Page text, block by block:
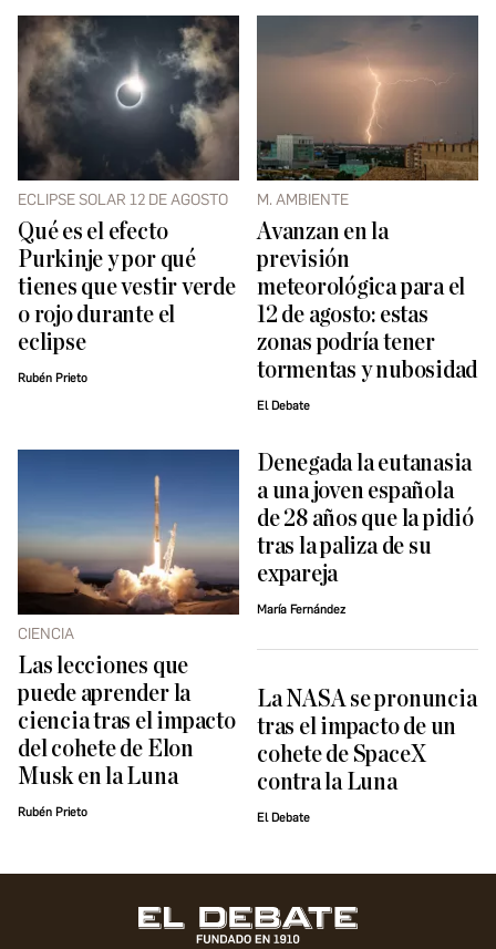
ECLIPSE SOLAR 12 DE AGOSTO
Qué es el efecto
Purkinje y por qué
tienes que vestir verde
o rojo durante el
eclipse
Rubén Prieto
M. AMBIENTE
Avanzan en la
previsión
meteorológica para el
12 de agosto: estas
zonas podría tener
tormentas y nubosidad
El Debate
CIENCIA
Las lecciones que
puede aprender la
ciencia tras el impacto
del cohete de Elon
Musk en la Luna
Rubén Prieto
Denegada la eutanasia
a una joven española
de 28 años que la pidió ​
tras la paliza de su
expareja
María Fernández
La NASA se pronuncia
tras el impacto de un
cohete de SpaceX
contra la Luna
El Debate